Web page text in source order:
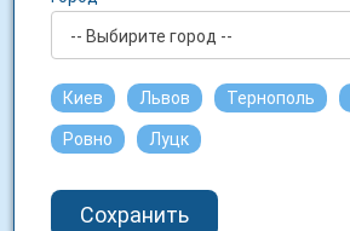
Социальные проекты
Производители
-- Выбирите город --
Киев Львов Тернополь
Ровно Луцк
Сохранить